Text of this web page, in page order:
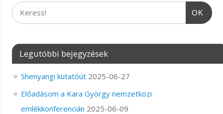
OK
Legutóbbi bejegyzések
Shenyangi kutatóút 2025-06-27
Előadásom a Kara György nemzetközi
emlékkonferencián 2025-06-09